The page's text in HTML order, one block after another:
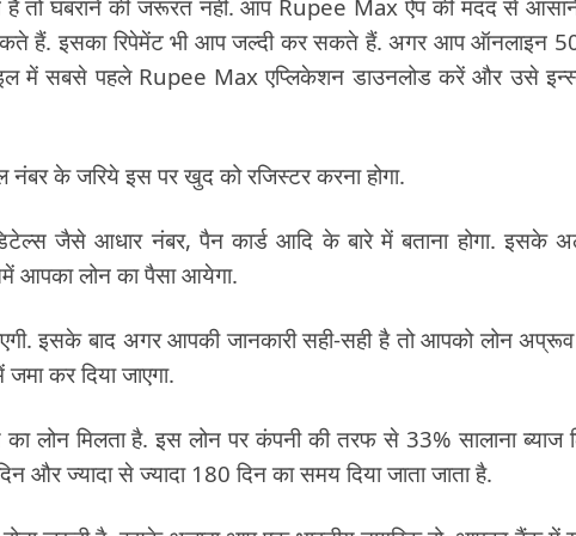
घबराने की जरूरत नहीं. आप Rupee Max ऐप की मदद से
हैं. इसका रिपेमेंट भी आप जल्दी कर सकते हैं. अगर आप ऑनलाइन
में सबसे पहले Rupee Max एप्लिकेशन डाउनलोड करें और उसे
के जरिये इस पर खुद को रजिस्टर करना होगा.
जैसे आधार नंबर, पैन कार्ड आदि के बारे में बताना होगा. इसके
आपका लोन का पैसा आयेगा.
इसके बाद अगर आपकी जानकारी सही-सही है तो आपको लोन
कर दिया जाएगा.
लोन मिलता है. इस लोन पर कंपनी की तरफ से 33% सालाना ब्याज
ज्यादा से ज्यादा 180 दिन का समय दिया जाता जाता है.